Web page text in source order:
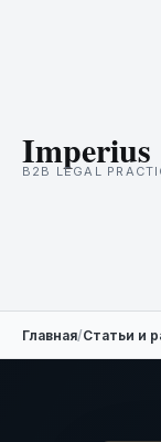
Imperius
B2B LEGAL
Главная/Статьи и